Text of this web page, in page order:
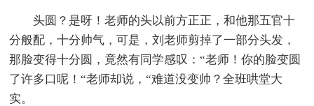
头圆？是呀！老师的头以前方正正，和他那五官十
分般配，十分帅气，可是，刘老师剪掉了一部分头发，
那脸变得十分圆，竟然有同学感叹：“老师！你的脸变圆
了许多口呢！“老师却说，“难道没变帅？全班哄堂大
实。